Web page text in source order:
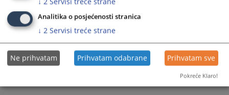
the
keyboard
shortcuts
for
changing
dates.
keyboard
shortcuts
for
changing
dates.
Analitika o posjećenosti stranica
↓ 2 Servisi treće strane
Ne prihvatam Prihvatam odabrane Prihvatam sve
Pokreće Klaro!